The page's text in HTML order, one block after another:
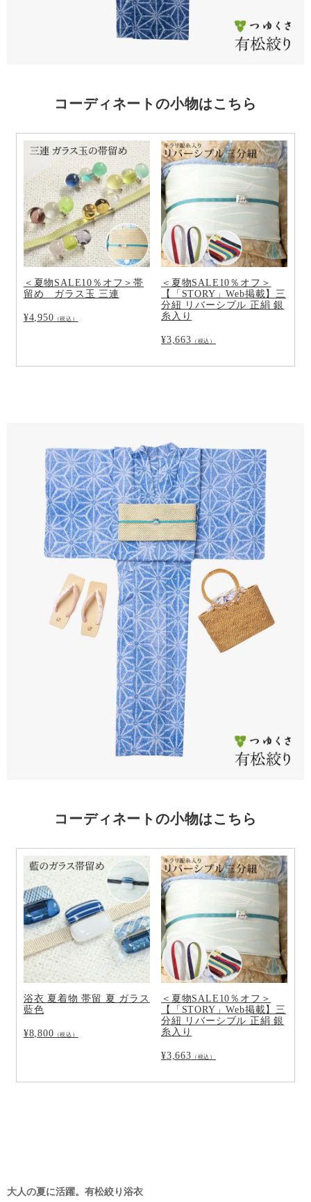
コーディネートの小物はこちら
＜夏物SALE10％オフ＞帯
留め ガラス玉 三連
¥4,950 （税込）
＜夏物SALE10％オフ＞
【「STORY」Web掲載】三
分紐 リバーシブル 正絹 銀
糸入り
¥3,663 （税込）
コーディネートの小物はこちら
浴衣 夏着物 帯留 夏 ガラス
藍色
¥8,800 （税込）
＜夏物SALE10％オフ＞
【「STORY」Web掲載】三
分紐 リバーシブル 正絹 銀
糸入り
¥3,663 （税込）
大人の夏に活躍。有松絞り浴衣